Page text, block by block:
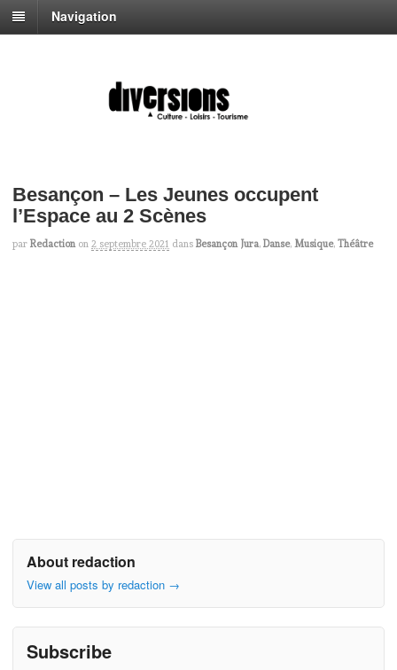
Navigation
Besançon – Les Jeunes occupent
l’Espace au 2 Scènes
par Redaction on 2 septembre 2021 dans Besançon Jura, Danse, Musique, Théâtre
About redaction
View all posts by redaction →
Subscribe